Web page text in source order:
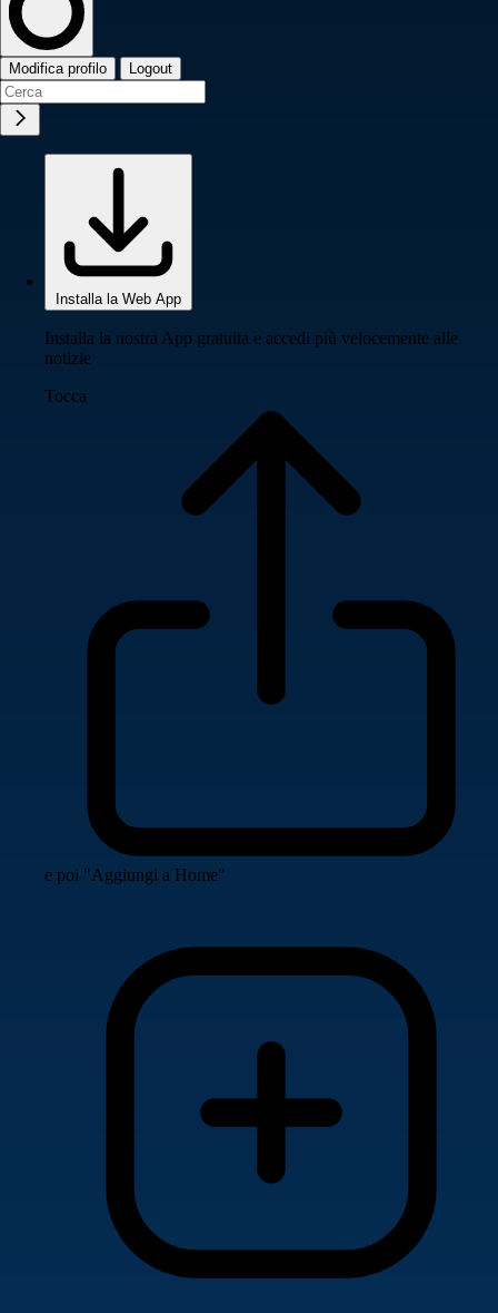
Modifica profilo Logout
Installa la Web App
Installa la nostra App gratuita e accedi più velocemente alle
notizie
Tocca
e poi "Aggiungi a Home"